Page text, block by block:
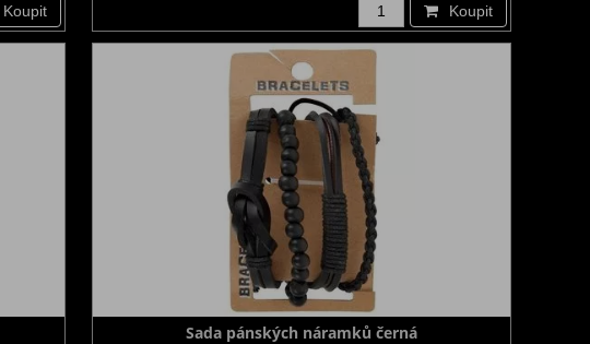
Koupit Koupit
Sada pánských náramků černá